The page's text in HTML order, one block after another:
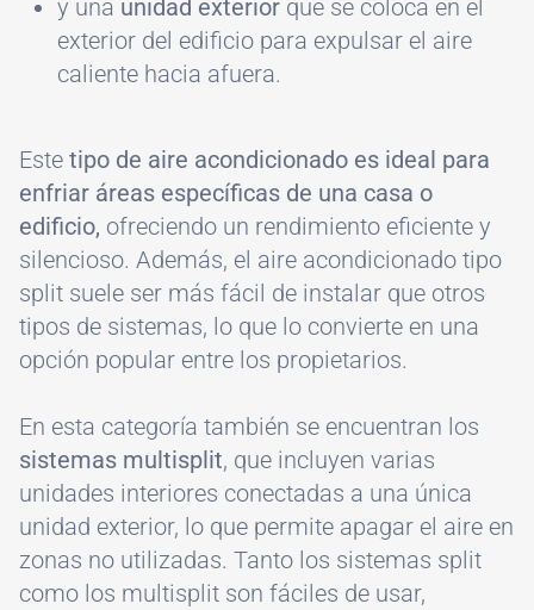
y una unidad exterior que se coloca en el
exterior del edificio para expulsar el aire
caliente hacia afuera.
Este tipo de aire acondicionado es ideal para
enfriar áreas específicas de una casa o
edificio, ofreciendo un rendimiento eficiente y
silencioso. Además, el aire acondicionado tipo
split suele ser más fácil de instalar que otros
tipos de sistemas, lo que lo convierte en una
opción popular entre los propietarios.
En esta categoría también se encuentran los
sistemas multisplit, que incluyen varias
unidades interiores conectadas a una única
unidad exterior, lo que permite apagar el aire en
zonas no utilizadas. Tanto los sistemas split
como los multisplit son fáciles de usar,